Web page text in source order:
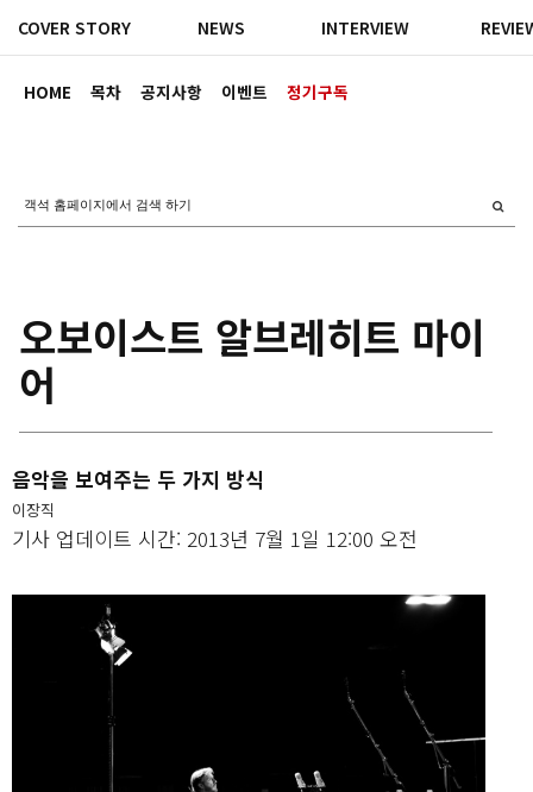
HOME 목차 공지사항 이벤트 정기구독
COVER STORY NEWS INTERVIEW
오보이스트 알브레히트 마이
어
음악을 보여주는 두 가지 방식
이장직
기사 업데이트 시간: 2013년 7월 1일 12:00 오전